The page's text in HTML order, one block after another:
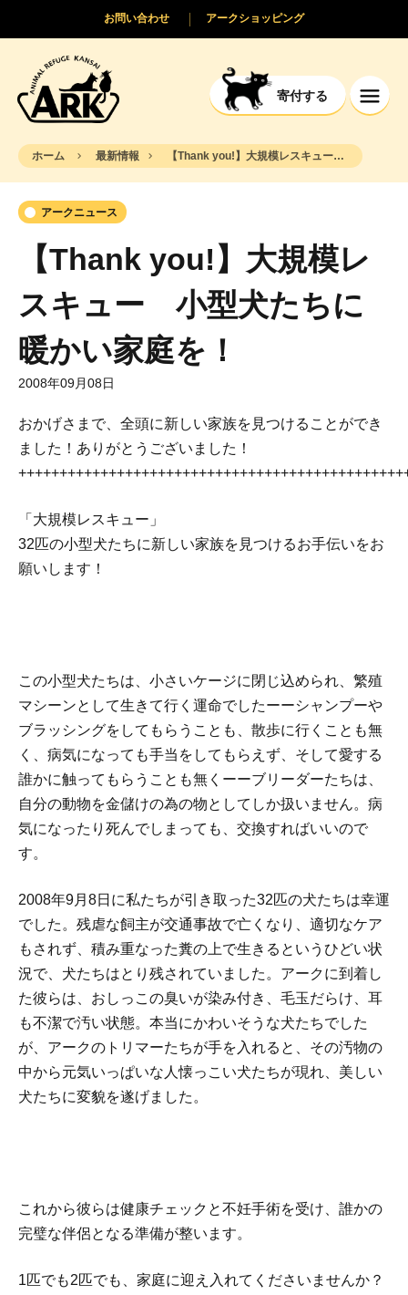
寄付する
アークショッピング
お問い合わせ
ホーム 最新情報 【Thank you!】大規模レスキュー 小型犬たちに暖かい家庭を！
アークニュース
【Thank you!】大規模レ
スキュー 小型犬たちに
暖かい家庭を！
2008年09月08日
おかげさまで、全頭に新しい家族を見つけることができ
ました！ありがとうございました！
「大規模レスキュー」
32匹の小型犬たちに新しい家族を見つけるお手伝いをお
願いします！
この小型犬たちは、小さいケージに閉じ込められ、繁殖
マシーンとして生きて行く運命でしたーーシャンプーや
ブラッシングをしてもらうことも、散歩に行くことも無
く、病気になっても手当をしてもらえず、そして愛する
誰かに触ってもらうことも無くーーブリーダーたちは、
自分の動物を金儲けの為の物としてしか扱いません。病
気になったり死んでしまっても、交換すればいいので
す。
2008年9月8日に私たちが引き取った32匹の犬たちは幸運
でした。残虐な飼主が交通事故で亡くなり、適切なケア
もされず、積み重なった糞の上で生きるというひどい状
況で、犬たちはとり残されていました。アークに到着し
た彼らは、おしっこの臭いが染み付き、毛玉だらけ、耳
も不潔で汚い状態。本当にかわいそうな犬たちでした
が、アークのトリマーたちが手を入れると、その汚物の
中から元気いっぱいな人懐っこい犬たちが現れ、美しい
犬たちに変貌を遂げました。
これから彼らは健康チェックと不妊手術を受け、誰かの
完璧な伴侶となる準備が整います。
1匹でも2匹でも、家庭に迎え入れてくださいませんか？